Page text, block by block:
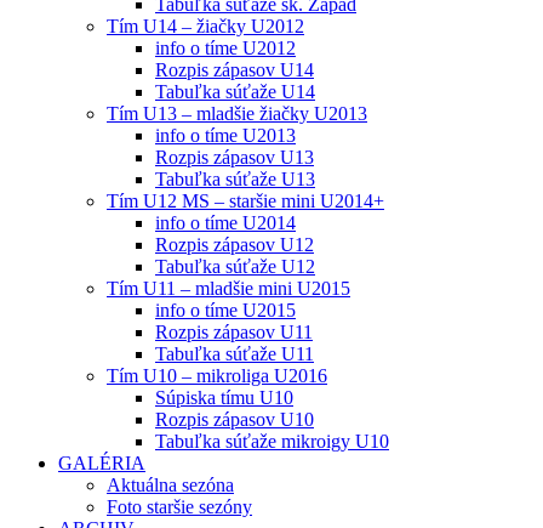
Tím U14 – žiačky U2012
info o tíme U2012
Rozpis zápasov U14
Tabuľka súťaže U14
Tím U13 – mladšie žiačky U2013
info o tíme U2013
Rozpis zápasov U13
Tabuľka súťaže U13
Tím U12 MS – staršie mini U2014+
info o tíme U2014
Rozpis zápasov U12
Tabuľka súťaže U12
Tím U11 – mladšie mini U2015
info o tíme U2015
Rozpis zápasov U11
Tabuľka súťaže U11
Tím U10 – mikroliga U2016
Súpiska tímu U10
Rozpis zápasov U10
Tabuľka súťaže mikroigy U10
GALÉRIA
Aktuálna sezóna
Foto staršie sezóny